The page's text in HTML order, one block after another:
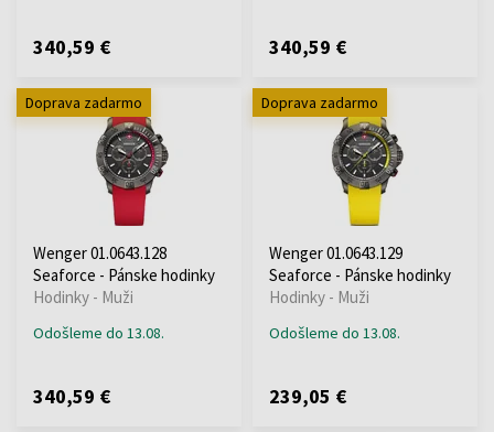
340,59 € 340,59 €
Doprava zadarmo
Wenger 01.0643.128
Seaforce - Pánske hodinky
Hodinky - Muži
Odošleme do 13.08.
340,59 €
Doprava zadarmo
Wenger 01.0643.129
Seaforce - Pánske hodinky
Hodinky - Muži
Odošleme do 13.08.
239,05 €